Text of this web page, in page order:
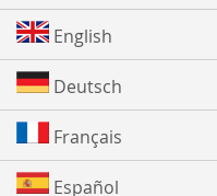
English
Deutsch
Français
Español